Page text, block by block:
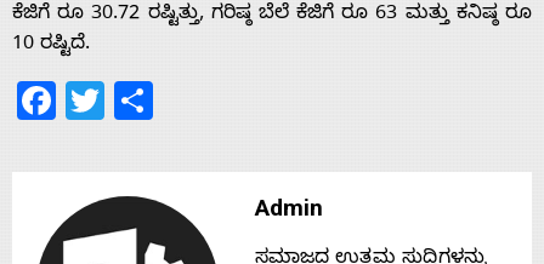
Contact
Us
ಕೆಜಿಗೆ ರೂ 30.72 ರಷ್ಟಿತ್ತು, ಗರಿಷ್ಠ ಬೆಲೆ ಕೆಜಿಗೆ ರೂ 63 ಮತ್ತು ಕನಿಷ್ಠ ರೂ
10 ರಷ್ಟಿದೆ.
Facebook
Twitter
Admin